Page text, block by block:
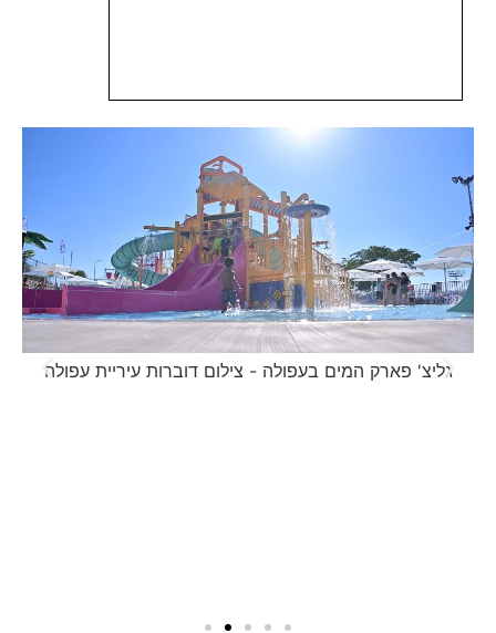
גליצ' פארק המים בעפולה - צילום דוברות עיריית עפולה